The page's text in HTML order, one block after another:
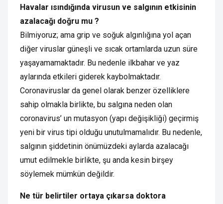
Havalar ısındığında virusun ve salgının etkisinin
azalacağı doğru mu ?
Bilmiyoruz; ama grip ve soğuk algınlığına yol açan
diğer viruslar güneşli ve sıcak ortamlarda uzun süre
yaşayamamaktadır. Bu nedenle ilkbahar ve yaz
aylarında etkileri giderek kaybolmaktadır.
Coronaviruslar da genel olarak benzer özelliklere
sahip olmakla birlikte, bu salgına neden olan
coronavirus’ un mutasyon (yapı değişikliği) geçirmiş
yeni bir virus tipi olduğu unutulmamalıdır. Bu nedenle,
salgının şiddetinin önümüzdeki aylarda azalacağı
umut edilmekle birlikte, şu anda kesin birşey
söylemek mümkün değildir.
Ne tür belirtiler ortaya çıkarsa doktora